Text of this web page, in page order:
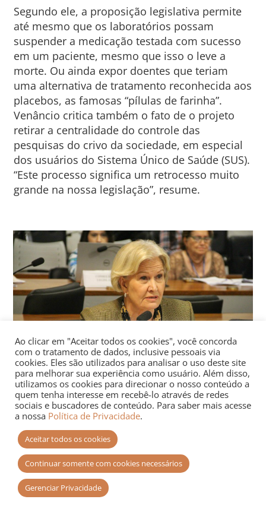
Segundo ele, a proposição legislativa permite
até mesmo que os laboratórios possam
suspender a medicação testada com sucesso
em um paciente, mesmo que isso o leve a
morte. Ou ainda expor doentes que teriam
uma alternativa de tratamento reconhecida aos
placebos, as famosas “pílulas de farinha”.
Venâncio critica também o fato de o projeto
retirar a centralidade do controle das
pesquisas do crivo da sociedade, em especial
dos usuários do Sistema Único de Saúde (SUS).
“Este processo significa um retrocesso muito
grande na nossa legislação”, resume.
Senadora Ana Amélia (PP-RS), autora de projeto que muda as regras
para a realização de pesquisas clínicas (Foto: Agência Senado)
O representante dos usuários do SUS lembra
que a Índia aprovou uma legislação similar à
proposta por Ana Amélia em 2005, e foi um
desastre. “Só nos três primeiros anos foram
registradas 2,6 mil mortes em pesquisas
Ao clicar em "Aceitar todos os cookies", você concorda
com o tratamento de dados, inclusive pessoais via
cookies. Eles são utilizados para analisar o uso deste site
para melhorar sua experiência como usuário. Além disso,
utilizamos os cookies para direcionar o nosso conteúdo a
quem tenha interesse em recebê-lo através de redes
sociais e buscadores de conteúdo. Para saber mais acesse
a nossa Política de Privacidade.
Aceitar todos os cookies
Continuar somente com cookies necessários
Gerenciar Privacidade